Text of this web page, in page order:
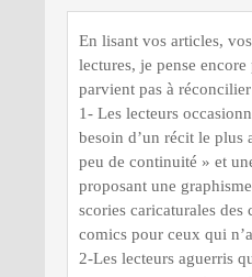
En lisant vos articles,
lectures, je pense
parvient pas à
1- Les lecteurs
besoin d’un récit le plus
peu de continuité » et
proposant une
scories caricaturales
comics pour ceux qui
2-Les lecteurs aguerris